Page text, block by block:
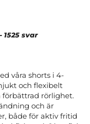
svar
våra shorts i 4-
och flexibelt
förbättrad rörlighet.
och är
både för aktiv fritid